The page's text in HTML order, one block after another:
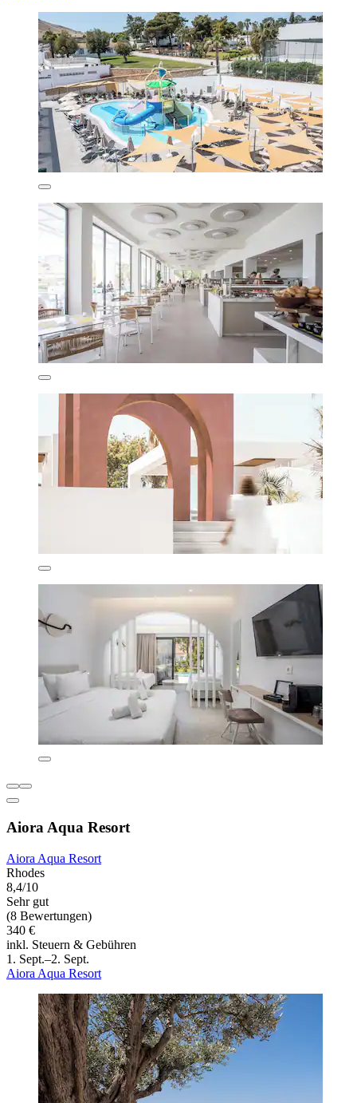
Aiora Aqua Resort
Aiora Aqua Resort
Rhodes
8,4/10
Sehr gut
(8 Bewertungen)
340 €
inkl. Steuern & Gebühren
1. Sept.–2. Sept.
Aiora Aqua Resort